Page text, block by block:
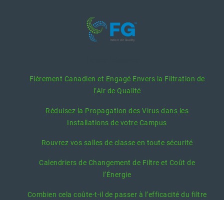
Fièrement Canadien et Engagé Envers la Filtration de
l’Air de Qualité
Réduisez la Propagation des Virus dans les
Installations de votre Campus
Rouvrez vos salles de classe en toute sécurité
Calendriers de Changement de Filtre et Coût de
l’Énergie
Combien cela coûte-t-il de passer à l’efficacité du filtre